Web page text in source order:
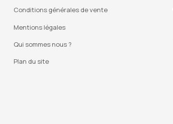
Conditions générales de vente
Mentions légales
Qui sommes nous ?
Plan du site